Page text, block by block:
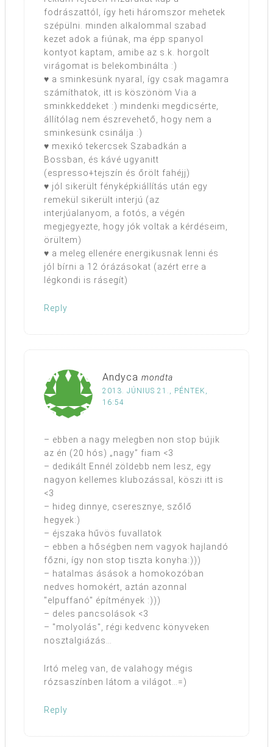
fodrászattól, így heti háromszor mehetek
szépülni. minden alkalommal szabad
kezet adok a fiúnak, ma épp spanyol
kontyot kaptam, amibe az s.k. horgolt
virágomat is belekombinálta :)
♥ a sminkesünk nyaral, így csak magamra
számíthatok, itt is köszönöm Via a
sminkkeddeket :) mindenki megdicsérte,
állítólag nem észrevehető, hogy nem a
sminkesünk csinálja :)
♥ mexikó tekercsek Szabadkán a
Bossban, és kávé ugyanitt
(espresso+tejszín és őrölt fahéjj)
♥ jól sikerült fényképkiállítás után egy
remekül sikerült interjú (az
interjúalanyom, a fotós, a végén
megjegyezte, hogy jók voltak a kérdéseim,
örültem)
♥ a meleg ellenére energikusnak lenni és
jól bírni a 12 órázásokat (azért erre a
légkondi is rásegít)
Reply
Andyca mondta
2013. JÚNIUS 21., PÉNTEK,
16:54
– ebben a nagy melegben non stop bújik
az én (20 hós) „nagy” fiam <3
– dedikált Ennél zöldebb nem lesz, egy
nagyon kellemes klubozással, köszi itt is
<3
– hideg dinnye, cseresznye, szőlő
hegyek:)
– éjszaka hűvös fuvallatok
– ebben a hőségben nem vagyok hajlandó
főzni, így non stop tiszta konyha:)))
– hatalmas ásások a homokozóban
nedves homokért, aztán azonnal
"elpuffanó" építmények :)))
– deles pancsolások <3
– "molyolás", régi kedvenc könyveken
nosztalgiázás…
Irtó meleg van, de valahogy mégis
rózsaszínben látom a világot…=)
Reply